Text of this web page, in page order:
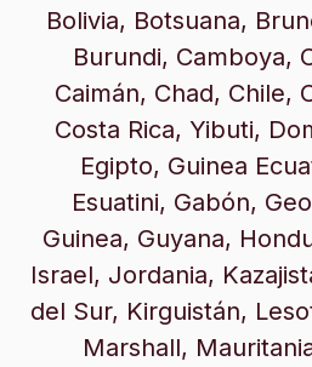
Bolivia, Botsuana,
Burundi, Camboya,
Caimán, Chad, Chile,
Costa Rica, Yibuti,
Egipto, Guinea
Esuatini, Gabón,
Guinea, Guyana,
Israel, Jordania,
del Sur, Kirguistán,
Marshall,